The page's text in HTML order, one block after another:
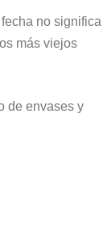
no significa
más viejos
de envases y